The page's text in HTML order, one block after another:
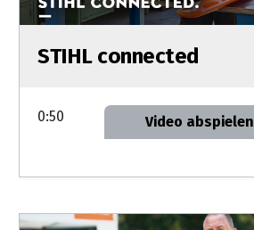
STIHL connected
0:50 Video abspielen